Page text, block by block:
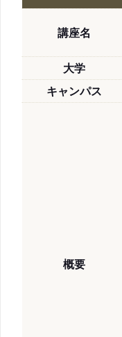
講座名
大学
キャンパス
概要